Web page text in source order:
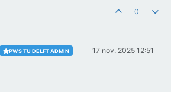
0
PWS TU DELFT ADMIN 17 nov. 2025 12:51